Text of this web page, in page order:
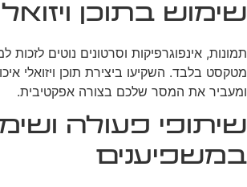
שימוש בתוכן
תמונות, אינפוגרפיקות וסרטונים נוטים לזכות
מטקסט בלבד. השקיעו ביצירת תוכן ויזואלי
ומעביר את המסר שלכם בצורה אפקטיבית.
שיתופי פעולה
במשפיענים